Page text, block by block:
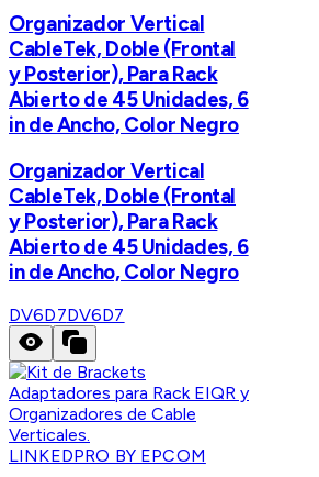
Organizador Vertical
CableTek, Doble (Frontal
y Posterior), Para Rack
Abierto de 45 Unidades, 6
in de Ancho, Color Negro
Organizador Vertical
CableTek, Doble (Frontal
y Posterior), Para Rack
Abierto de 45 Unidades, 6
in de Ancho, Color Negro
DV6D7DV6D7
LINKEDPRO BY EPCOM